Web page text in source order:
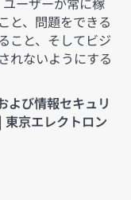
と、問題をできる
こと、そしてビジ
れないようにする
び情報セキュリ
東京エレクトロン